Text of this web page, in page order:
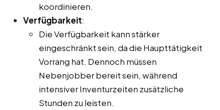
koordinieren.
Verfügbarkeit:
Die Verfügbarkeit kann stärker
eingeschränkt sein, da die Haupttätigkeit
Vorrang hat. Dennoch müssen
Nebenjobber bereit sein, während
intensiver Inventurzeiten zusätzliche
Stunden zu leisten.